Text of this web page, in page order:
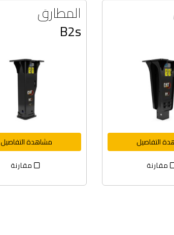
التفاصيل
مقارنة
المطارق
B2s
مشاهدة التفاصيل
مقارنة